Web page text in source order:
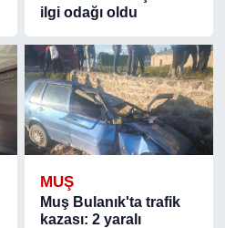
ilgi odağı oldu
MUŞ
Muş Bulanık'ta trafik
kazası: 2 yaralı